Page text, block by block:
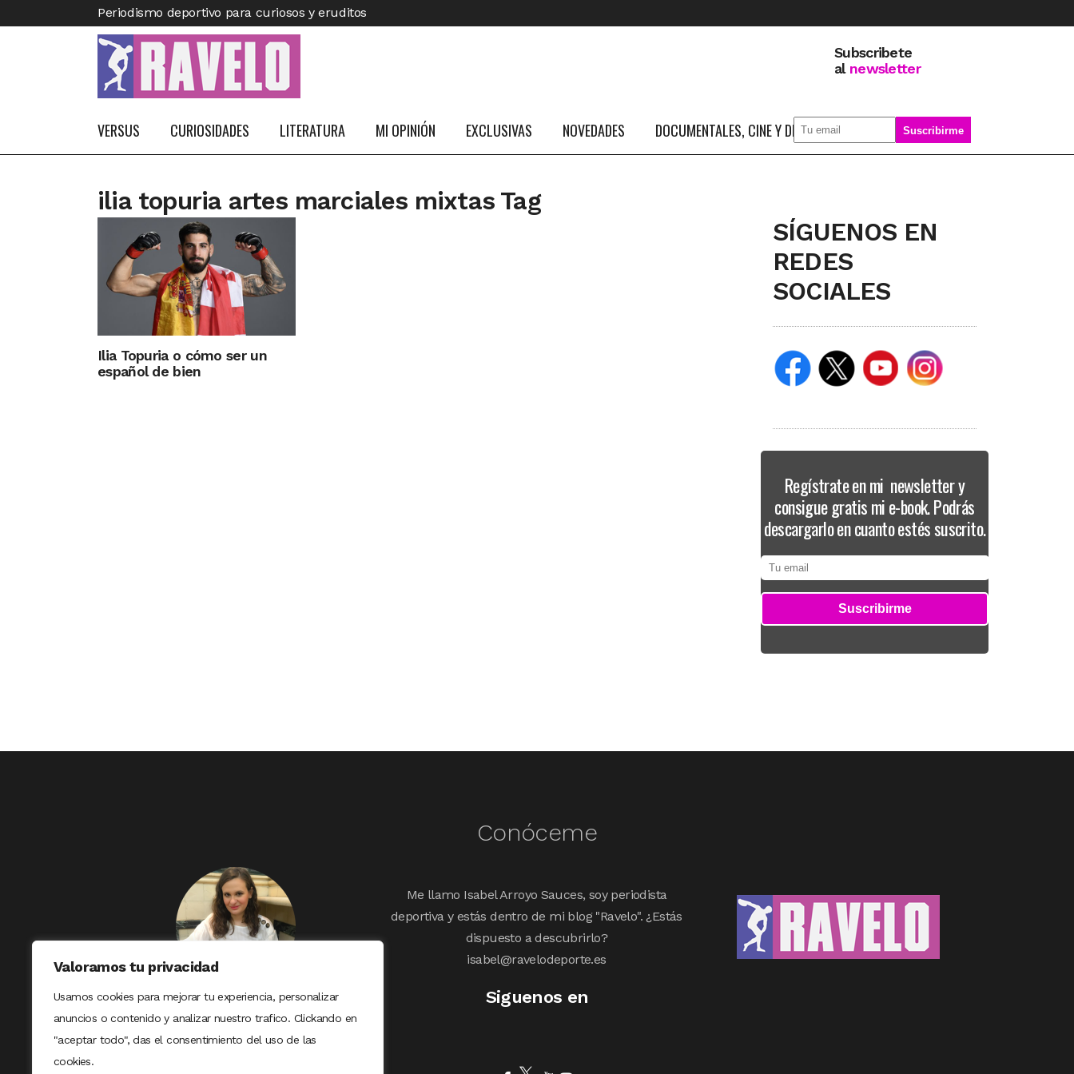
Valoramos tu privacidad
Usamos cookies para mejorar tu experiencia, personalizar
anuncios o contenido y analizar nuestro trafico. Clickando en
"aceptar todo", das el consentimiento del uso de las
cookies.
Periodismo deportivo para curiosos y eruditos
Subscribete
al newsletter
VERSUS CURIOSIDADES LITERATURA MI OPINIÓN EXCLUSIVAS NOVEDADES DOCUMENTALES, CINE Y DEPORTE SOBRE MÍ
ilia topuria artes marciales mixtas Tag
Ilia Topuria o cómo ser un
español de bien
SÍGUENOS EN
REDES
SOCIALES
Regístrate en mi newsletter y
consigue gratis mi e-book. Podrás
descargarlo en cuanto estés suscrito.
Conóceme
Me llamo Isabel Arroyo Sauces, soy periodista
deportiva y estás dentro de mi blog "Ravelo". ¿Estás
dispuesto a descubrirlo?
isabel@ravelodeporte.es
Siguenos en